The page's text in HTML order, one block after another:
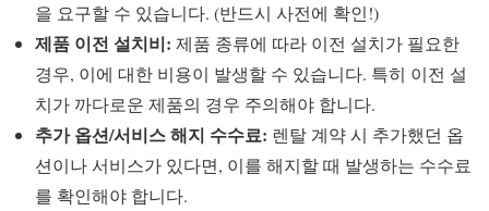
을 요구할 수 있습니다. (반드시 사전에 확인!)
제품 이전 설치비: 제품 종류에 따라 이전 설치가 필요한
경우, 이에 대한 비용이 발생할 수 있습니다. 특히 이전 설
치가 까다로운 제품의 경우 주의해야 합니다.
추가 옵션/서비스 해지 수수료: 렌탈 계약 시 추가했던 옵
션이나 서비스가 있다면, 이를 해지할 때 발생하는 수수료
를 확인해야 합니다.